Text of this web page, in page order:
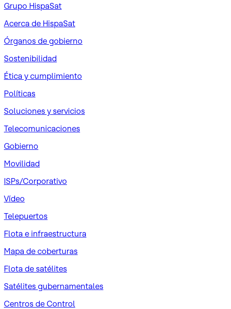
Grupo HispaSat
Acerca de HispaSat
Órganos de gobierno
Sostenibilidad
Ética y cumplimiento
Políticas
Soluciones y servicios
Telecomunicaciones
Gobierno
Movilidad
ISPs/Corporativo
Vídeo
Telepuertos
Flota e infraestructura
Mapa de coberturas
Flota de satélites
Satélites gubernamentales
Centros de Control